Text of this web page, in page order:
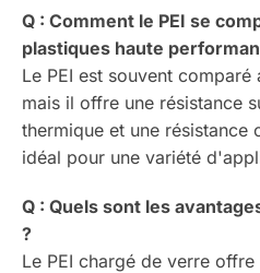
Q : Comment le PEI se
plastiques haute
Le PEI est souvent comparé
mais il offre une résistance
thermique et une résistance
idéal pour une variété
Q : Quels sont les
?
Le PEI chargé de verre offre